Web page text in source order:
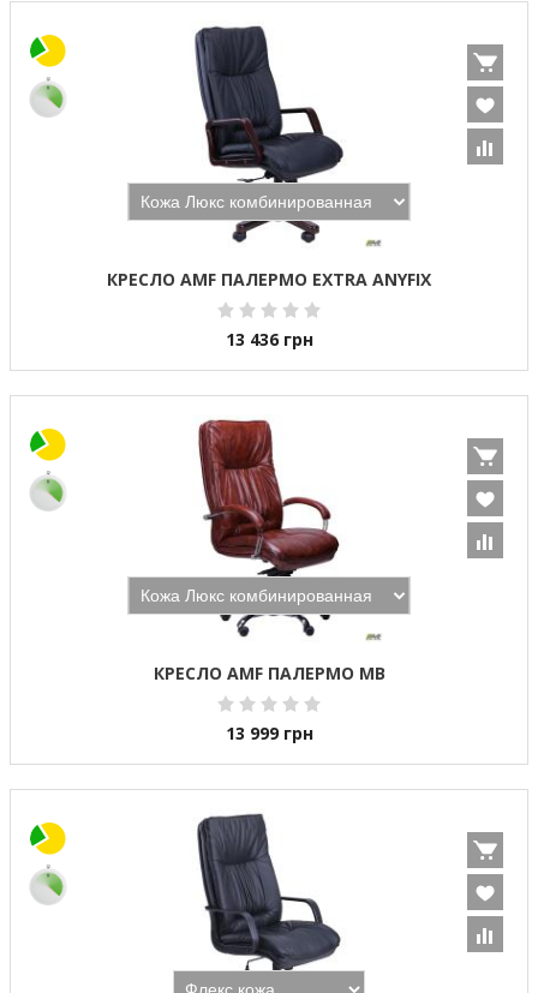
КРЕСЛО AMF ПАЛЕРМО EXTRA ANYFIX
13 436 грн
КРЕСЛО AMF ПАЛЕРМО MB
13 999 грн